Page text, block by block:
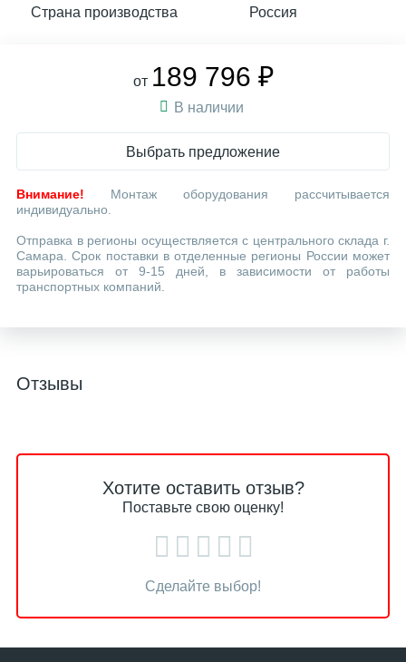
Страна производства Россия
от 189 796 ₽
В наличии
Выбрать предложение
Внимание! Монтаж оборудования рассчитывается
индивидуально.
Отправка в регионы осуществляется с центрального склада г.
Самара. Срок поставки в отделенные регионы России может
варьироваться от 9-15 дней, в зависимости от работы
транспортных компаний.
Отзывы
Хотите оставить отзыв?
Поставьте свою оценку!
Сделайте выбор!